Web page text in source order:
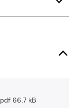
pdf 66.7 kB